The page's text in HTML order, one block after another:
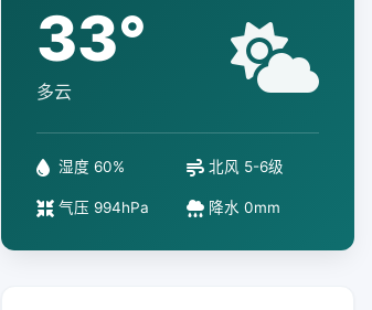
33°
多云
湿度 60% 北风 5-6级
气压 994hPa 降水 0mm